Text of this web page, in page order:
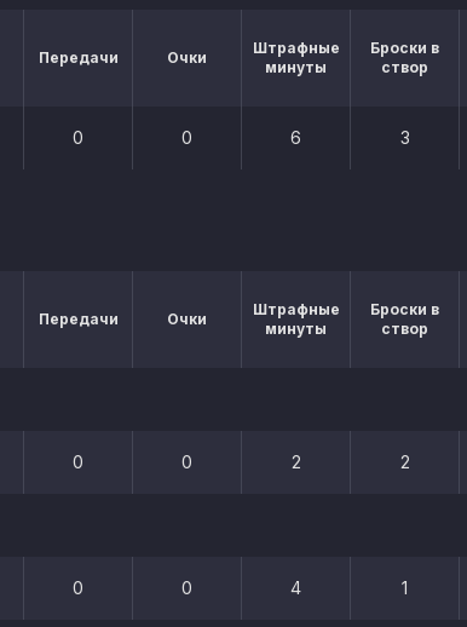
Передачи Очки
Штрафные
минуты
Броски в
створ
0 0 6 3
Передачи Очки
Штрафные
минуты
Броски в
створ
0 0 2 2
0 0 4 1